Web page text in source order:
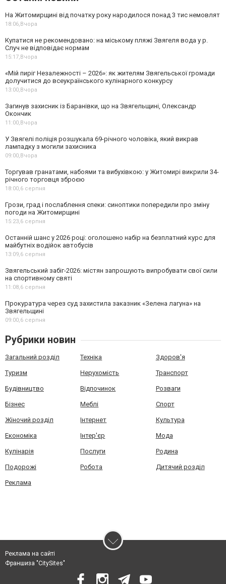
На Житомирщині від початку року народилося понад 3 тис немовлят
18:06, Вчора
Купатися не рекомендовано: на міському пляжі Звягеля вода у р.
Случ не відповідає нормам
15:17, Вчора
«Мій пиріг Незалежності – 2026»: як жителям Звягельської громади
долучитися до всеукраїнського кулінарного конкурсу
13:00, Вчора
Загинув захисник із Баранівки, що на Звягельщині, Олександр
Окончик
11:00, Вчора
У Звягелі поліція розшукала 69-річного чоловіка, який викрав
лампадку з могили захисника
09:00, Вчора
Торгував гранатами, набоями та вибухівкою: у Житомирі викрили 34-
річного торговця зброєю
18:00, 6 серпня
Грози, град і послаблення спеки: синоптики попередили про зміну
погоди на Житомирщині
15:23, 6 серпня
Останній шанс у 2026 році: оголошено набір на безплатний курс для
майбутніх водійок автобусів
13:09, 6 серпня
Звягельський забіг-2026: містян запрошують випробувати свої сили
на спортивному святі
11:08, 6 серпня
Прокуратура через суд захистила заказник «Зелена лагуна» на
Звягельщині
09:00, 6 серпня
Рубрики новин
Загальний розділ Техніка Здоров'я
Туризм Нерухомість Транспорт
Будівництво Відпочинок Розваги
Бізнес Меблі Спорт
Жіночий розділ Інтернет Культура
Економіка Інтер'єр Мода
Кулінарія Послуги Родина
Подорожі Робота Дитячий розділ
Реклама
Реклама на сайті
Франшиза "CitySites"